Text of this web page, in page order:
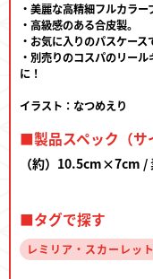
・美麗な高精細フルカラー
・高級感のある合皮製。
・お気に入りのパスケー
・別売りのコスパのリー
に！
イラスト：なつめえり
■製品スペック（サ
（約）10.5cm×7cm /
■タグで探す
レミリア・スカーレット